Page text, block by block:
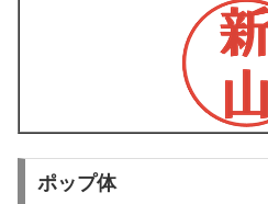
ポップ体